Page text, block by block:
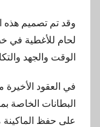
وقد تم تصميم هذه
لحام للأغطية في
الوقت والجهد
في العقود
البطانات الخاصة
على حفظ